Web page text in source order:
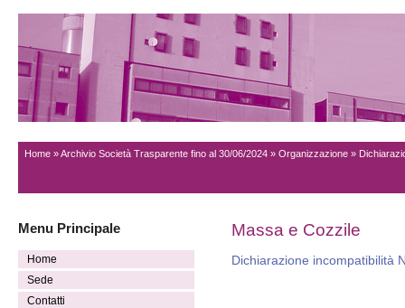
Home »Archivio Società Trasparente fino al 30/06/2024 » Organizzazione »
Menu Principale
Home
Sede
Contatti
Massa e Cozzile
Dichiarazione incompatibilità